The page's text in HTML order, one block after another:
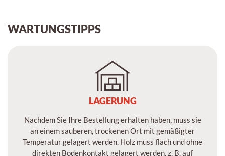
WARTUNGSTIPPS
LAGERUNG
Nachdem Sie Ihre Bestellung erhalten haben, muss sie
an einem sauberen, trockenen Ort mit gemäßigter
Temperatur gelagert werden. Holz muss flach und ohne
direkten Bodenkontakt gelagert werden, z. B. auf